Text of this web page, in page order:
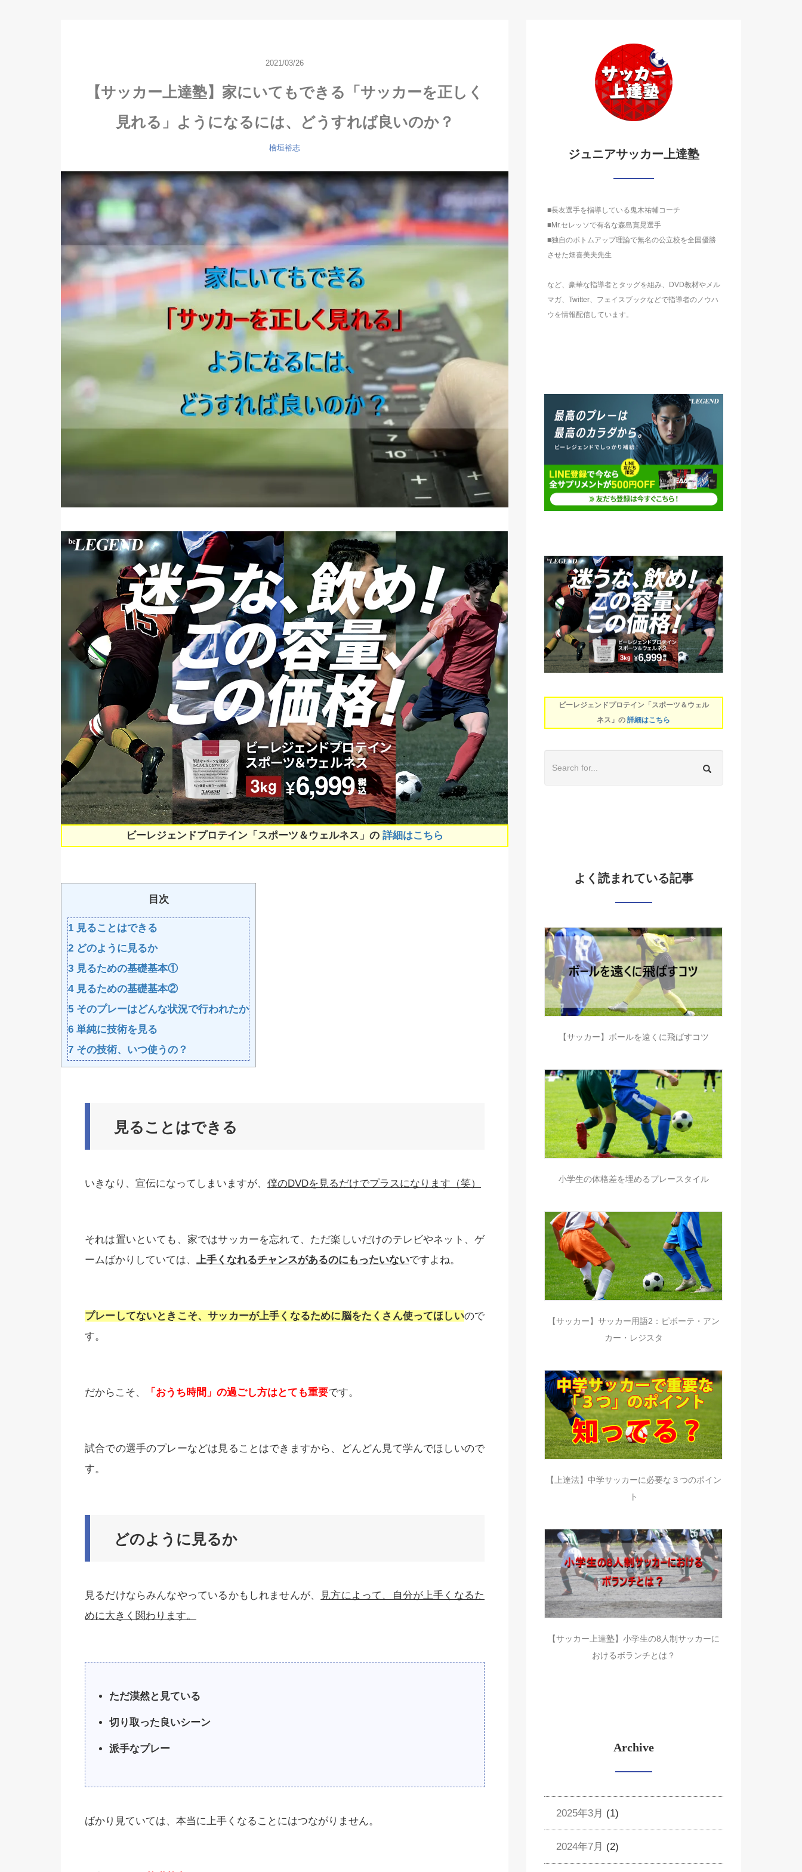
2021/03/26
【サッカー上達塾】家にいてもできる「サッカーを正しく
見れる」ようになるには、どうすれば良いのか？
檜垣裕志
ビーレジェンドプロテイン「スポーツ＆ウェルネス」の 詳細はこちら
目次
1 見ることはできる
2 どのように見るか
3 見るための基礎基本①
4見るための基礎基本②
5 そのプレーはどんな状況で行われたか
6 単純に技術を見る
7 その技術、いつ使うの？
見ることはできる
いきなり、宣伝になってしまいますが、 僕のDVDを見るだけでプラスになります（笑）
それは置いといても、家ではサッカーを忘れて、ただ楽しいだけのテレビやネット、ゲ
ームばかりしていては、
上手くなれるチャンスがあるのにもったいないですよね。
プレーしてないときこそ、サッカーが上手くなるために脳をたくさん使ってほしいので
す。
だからこそ、 「おうち時間」の過ごし方はとても重要です。
試合での選手のプレーなどは見ることはできますから、どんどん見て学んでほしいので
す。
どのように見るか
見るだけならみんなやっているかもしれませんが、
見方によって、自分が上手くなるた
めに大きく関わります。
ただ漠然と見ている
切り取った良いシーン
派手なプレー
ばかり見ていては、本当に上手くなることにはつながりません。
ジュニアサッカー上達塾
■長友選手を指導している鬼木祐輔コーチ
■Mr.セレッソで有名な森島寛晃選手
■独自のボトムアップ理論で無名の公立校を全国優勝
させた畑喜美夫先生
など、豪華な指導者とタッグを組み、DVD教材やメル
マガ、Twitter、フェイスブックなどで指導者のノウハ
ウを情報配信しています。
ビーレジェンドプロテイン「スポーツ＆ウェル
ネス」の詳細はこちら
よく読まれている記事
【サッカー】ボールを遠くに飛ばすコツ
小学生の体格差を埋めるプレースタイル
【サッカー】サッカー用語2：ピボーテ・アン
カー・レジスタ
【上達法】中学サッカーに必要な３つのポイン
ト
【サッカー上達塾】小学生の8人制サッカーに
おけるボランチとは？
Archive
2025年3月 (1)
2024年7月 (2)